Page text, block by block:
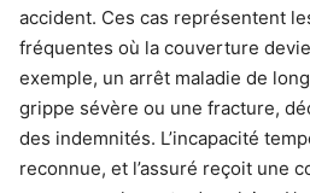
accident. Ces cas représentent
fréquentes où la couverture
exemple, un arrêt maladie de
grippe sévère ou une fracture,
des indemnités. L’incapacité
reconnue, et l’assuré reçoit une